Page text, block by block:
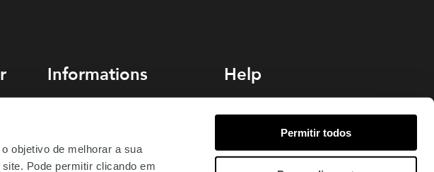
objetivo de melhorar a sua
Pode permitir clicando em
Permitir todos
Informations
Frequent questions
Help
Frequent Questions
Terms & Conditions
Cookies Policy
Complaint book